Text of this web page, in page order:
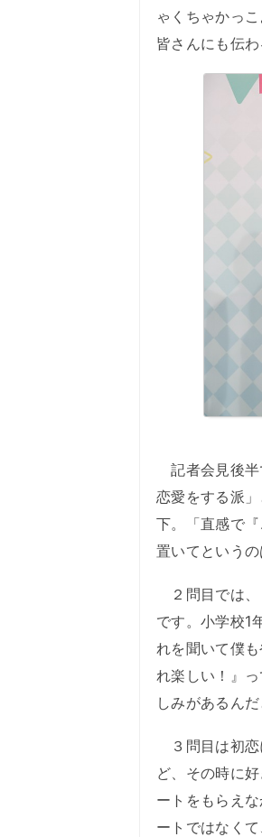
ゃくちゃかっ
皆さんにも伝
記者会見後半
恋愛をする派
下。「直感で
置いてという
２問目では、
です。小学校1
れを聞いて僕
れ楽しい！』
しみがあるん
３問目は初恋
ど、その時に
ートをもらえ
ートではなく